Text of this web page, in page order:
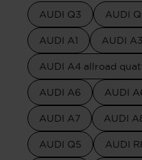
AUDI Q3 AUDI
AUDI A1 AUDI A3
AUDI A4 allroad
AUDI A6 AUDI
AUDI A7 AUDI
AUDI Q5 AUDI